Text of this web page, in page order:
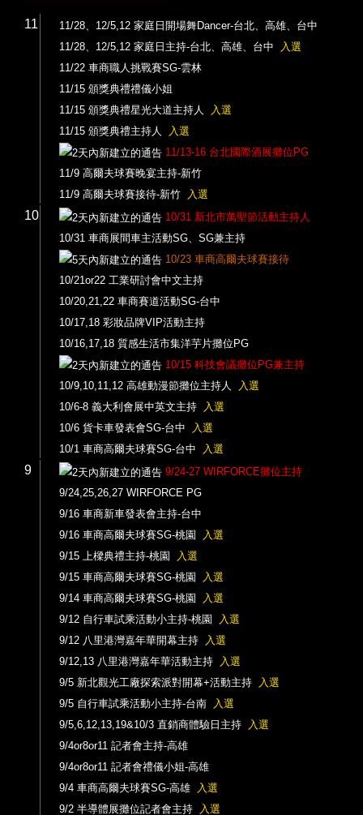
11
11/28、12/5,12 家庭日開場舞Dancer-台北、高雄、台中
11/28、12/5,12 家庭日主持-台北、高雄、台中
入選
11/22 車商職人挑戰賽SG-雲林
11/15 頒獎典禮禮儀小姐
11/15 頒獎典禮星光大道主持人
入選
11/15 頒獎典禮主持人
入選
11/13-16 台北國際酒展攤位PG
11/9 高爾夫球賽晚宴主持-新竹
11/9 高爾夫球賽接待-新竹
入選
10
10/31 新北市萬聖節活動主持人
10/31 車商展間車主活動SG、SG兼主持
10/23 車商高爾夫球賽接待
10/21or22 工業研討會中文主持
10/20,21,22 車商賽道活動SG-台中
10/17,18 彩妝品牌VIP活動主持
10/16,17,18 質感生活市集洋芋片攤位PG
10/15 科技會議攤位PG兼主持
10/9,10,11,12 高雄動漫節攤位主持人
入選
10/6-8 義大利會展中英文主持
入選
10/6 貨卡車發表會SG-台中
入選
10/1 車商高爾夫球賽SG-台中
入選
9
9/24-27 WIRFORCE攤位主持
9/24,25,26,27 WIRFORCE PG
9/16 車商新車發表會主持-台中
9/16 車商高爾夫球賽SG-桃園
入選
9/15 上樑典禮主持-桃園
入選
9/15 車商高爾夫球賽SG-桃園
入選
9/14 車商高爾夫球賽SG-桃園
入選
9/12 自行車試乘活動小主持-桃園
入選
9/12 八里港灣嘉年華開幕主持
入選
9/12,13 八里港灣嘉年華活動主持
入選
9/5 新北觀光工廠探索派對開幕+活動主持
入選
9/5 自行車試乘活動小主持-台南
入選
9/5,6,12,13,19&10/3 直銷商體驗日主持
入選
9/4or8or11 記者會主持-高雄
9/4or8or11 記者會禮儀小姐-高雄
9/4 車商高爾夫球賽SG-高雄
入選
9/2 半導體展攤位記者會主持
入選